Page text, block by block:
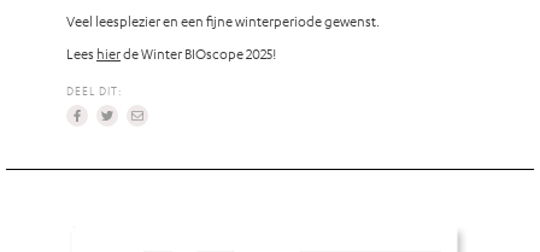
Veel leesplezier en een fijne winterperiode gewenst.
Leeshierde Winter BIOscope 2025!
DEEL DIT: